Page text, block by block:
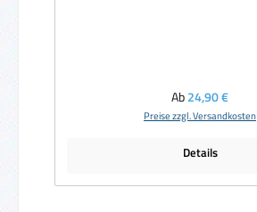
Regulärer Preis:
Ab24,90 €
Preise zzgl. Versandkosten
Details